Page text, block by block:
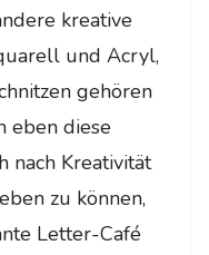
kreative
und Acryl,
gehören
eben diese
nach Kreativität
zu können,
Letter-Café